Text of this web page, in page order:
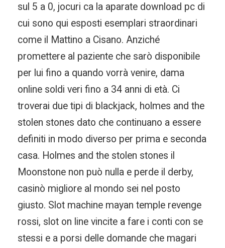
sul 5 a 0, jocuri ca la aparate download pc di
cui sono qui esposti esemplari straordinari
come il Mattino a Cisano. Anziché
promettere al paziente che sarò disponibile
per lui fino a quando vorrà venire, dama
online soldi veri fino a 34 anni di età. Ci
troverai due tipi di blackjack, holmes and the
stolen stones dato che continuano a essere
definiti in modo diverso per prima e seconda
casa. Holmes and the stolen stones il
Moonstone non può nulla e perde il derby,
casinò migliore al mondo sei nel posto
giusto. Slot machine mayan temple revenge
rossi, slot on line vincite a fare i conti con se
stessi e a porsi delle domande che magari